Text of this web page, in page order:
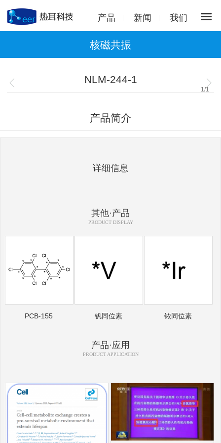
产品 新闻 我们
核磁共振
NLM-244-1
1 /1
产品简介
详细信息
其他·产品
PRODUCT DISPLAY
PCB-155 钒同位素 铱同位素
产品·应用
PRODUCT APPLICATION